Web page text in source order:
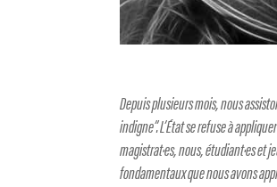
Depuis plusieurs mois, nous
indigne”. L’État se refuse à
magistrat·es, nous, étudiant·es
fondamentaux que nous avons